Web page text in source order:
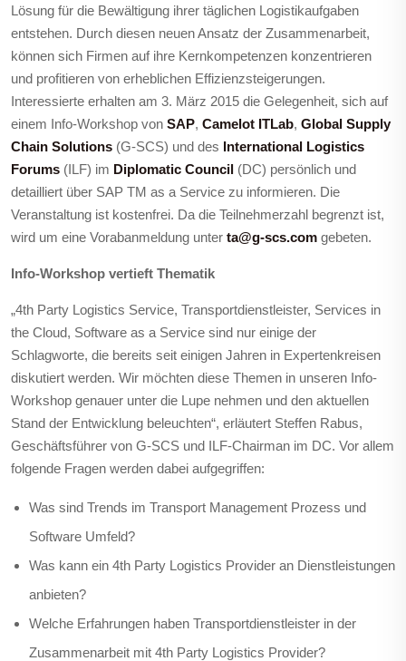
Lösung für die Bewältigung ihrer täglichen Logistikaufgaben
entstehen. Durch diesen neuen Ansatz der Zusammenarbeit,
können sich Firmen auf ihre Kernkompetenzen konzentrieren
und profitieren von erheblichen Effizienzsteigerungen.
Interessierte erhalten am 3. März 2015 die Gelegenheit, sich auf
einem Info-Workshop von SAP, Camelot ITLab, Global Supply
Chain Solutions (G-SCS) und des International Logistics
Forums (ILF) im Diplomatic Council (DC) persönlich und
detailliert über SAP TM as a Service zu informieren. Die
Veranstaltung ist kostenfrei. Da die Teilnehmerzahl begrenzt ist,
wird um eine Vorabanmeldung unter ta@g-scs.com gebeten.
Info-Workshop vertieft Thematik
„4th Party Logistics Service, Transportdienstleister, Services in
the Cloud, Software as a Service sind nur einige der
Schlagworte, die bereits seit einigen Jahren in Expertenkreisen
diskutiert werden. Wir möchten diese Themen in unseren Info-
Workshop genauer unter die Lupe nehmen und den aktuellen
Stand der Entwicklung beleuchten“, erläutert Steffen Rabus,
Geschäftsführer von G-SCS und ILF-Chairman im DC. Vor allem
folgende Fragen werden dabei aufgegriffen:
Was sind Trends im Transport Management Prozess und
Software Umfeld?
Was kann ein 4th Party Logistics Provider an Dienstleistungen
anbieten?
Welche Erfahrungen haben Transportdienstleister in der
Zusammenarbeit mit 4th Party Logistics Provider?